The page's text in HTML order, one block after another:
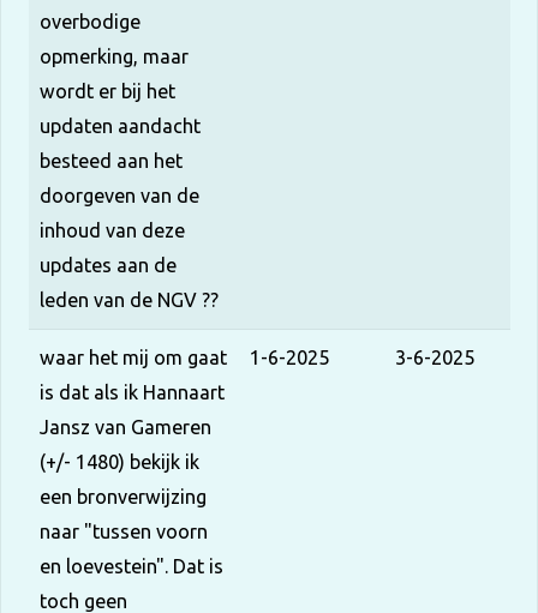
overbodige
opmerking, maar
wordt er bij het
updaten aandacht
besteed aan het
doorgeven van de
inhoud van deze
updates aan de
leden van de NGV ??
waar het mij om gaat
is dat als ik Hannaart
Jansz van Gameren
(+/- 1480) bekijk ik
een bronverwijzing
naar "tussen voorn
en loevestein". Dat is
toch geen
1-6-2025 3-6-2025